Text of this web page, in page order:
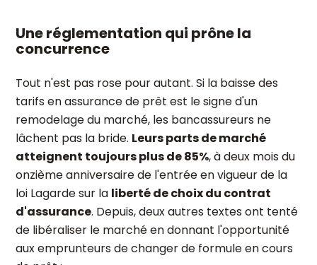
Une réglementation qui prône la
concurrence
Tout n'est pas rose pour autant. Si la baisse des
tarifs en assurance de prêt est le signe d'un
remodelage du marché, les bancassureurs ne
lâchent pas la bride. Leurs parts de marché
atteignent toujours plus de 85%, à deux mois du
onzième anniversaire de l'entrée en vigueur de la
loi Lagarde sur la liberté de choix du contrat
d'assurance. Depuis, deux autres textes ont tenté
de libéraliser le marché en donnant l'opportunité
aux emprunteurs de changer de formule en cours